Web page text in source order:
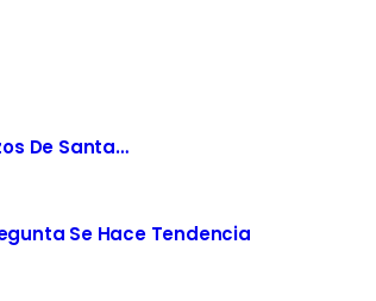
De Santa…
Se Hace Tendencia